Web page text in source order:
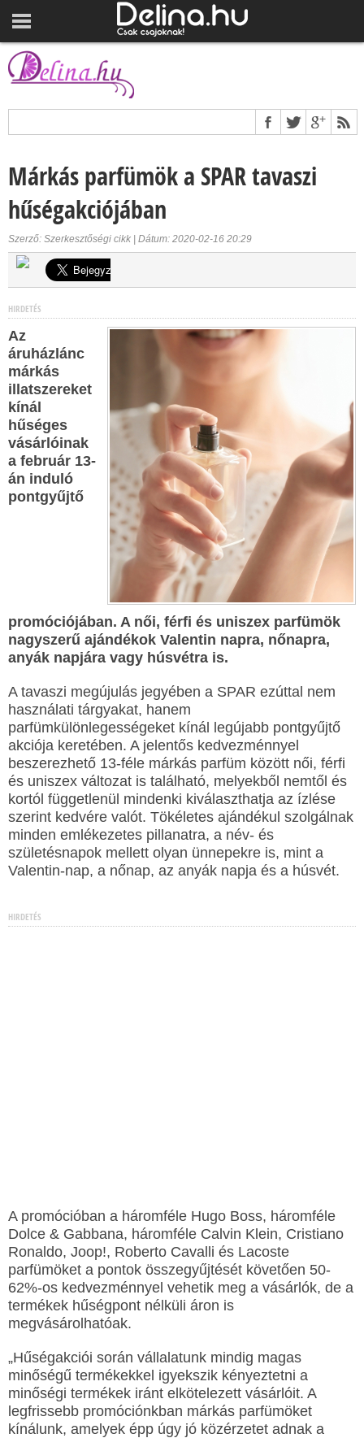
Márkás parfümök a SPAR tavaszi
hűségakciójában
Szerző: Szerkesztőségi cikk | Dátum: 2020-02-16 20:29
HIRDETÉS
Az
áruházlánc
márkás
illatszereket
kínál
hűséges
vásárlóinak
a február 13-
án induló
pontgyűjtő
promóciójában. A női, férfi és uniszex parfümök
nagyszerű ajándékok Valentin napra, nőnapra,
anyák napjára vagy húsvétra is.
A tavaszi megújulás jegyében a SPAR ezúttal nem
használati tárgyakat, hanem
parfümkülönlegességeket kínál legújabb pontgyűjtő
akciója keretében. A jelentős kedvezménnyel
beszerezhető 13-féle márkás parfüm között női, férfi
és uniszex változat is található, melyekből nemtől és
kortól függetlenül mindenki kiválaszthatja az ízlése
szerint kedvére valót. Tökéletes ajándékul szolgálnak
minden emlékezetes pillanatra, a név- és
születésnapok mellett olyan ünnepekre is, mint a
Valentin-nap, a nőnap, az anyák napja és a húsvét.
HIRDETÉS
A promócióban a háromféle Hugo Boss, háromféle
Dolce & Gabbana, háromféle Calvin Klein, Cristiano
Ronaldo, Joop!, Roberto Cavalli és Lacoste
parfümöket a pontok összegyűjtését követően 50-
62%-os kedvezménnyel vehetik meg a vásárlók, de a
termékek hűségpont nélküli áron is
megvásárolhatóak.
„Hűségakciói során vállalatunk mindig magas
minőségű termékekkel igyekszik kényeztetni a
minőségi termékek iránt elkötelezett vásárlóit. A
legfrissebb promóciónkban márkás parfümöket
kínálunk, amelyek épp úgy jó közérzetet adnak a